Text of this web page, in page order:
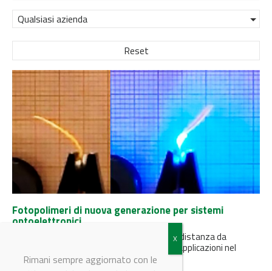
Qualsiasi azienda
Reset
Fotopolimeri di nuova generazione per sistemi
optoelettronici
Da ENEA fotopolimeri innovativi attivabili a distanza da
sorgenti luminose e destinati a numerose applicazioni nel
campo della sensoristica energetica...
Rimani sempre aggiornato con le